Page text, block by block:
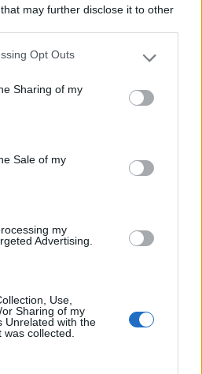
that may further disclose it to other
app uses one or more Google
behaviour. You may click to
and its third-party tags to
purposes in below Google
Opt Outs
Sharing of my
Sale of my
my
Advertising.
Use,
Sharing of my
Unrelated with the
collected.